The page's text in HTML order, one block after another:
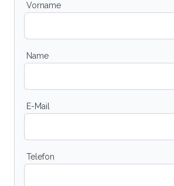
Vorname
Name
E-Mail
Telefon